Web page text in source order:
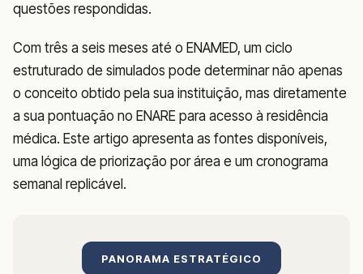
questões respondidas.
Com três a seis meses até o ENAMED, um ciclo
estruturado de simulados pode determinar não apenas
o conceito obtido pela sua instituição, mas diretamente
a sua pontuação no ENARE para acesso à residência
médica. Este artigo apresenta as fontes disponíveis,
uma lógica de priorização por área e um cronograma
semanal replicável.
PANORAMA ESTRATÉGICO